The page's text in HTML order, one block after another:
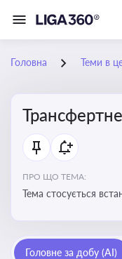
Головна Теми в
ПРО ЩО ТЕМА:
Тема стосується
Головне за добу (AI)